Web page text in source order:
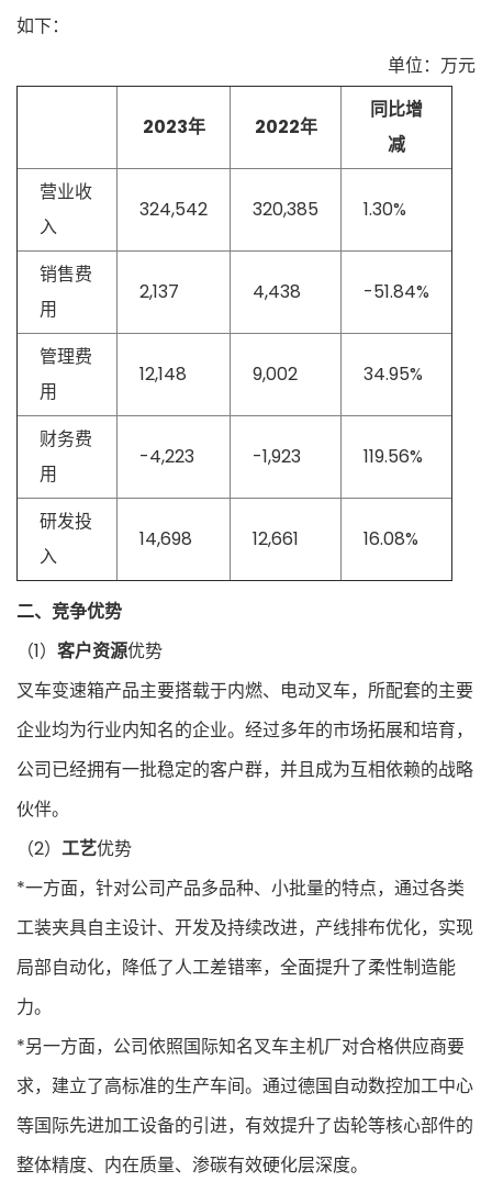
如下：
单位：万元
2023年 2022年
同比增
减
营业收
入
324,542 320,385 1.30%
销售费
用
2,137 4,438 -51.84%
管理费
用
12,148 9,002 34.95%
财务费
用
-4,223 -1,923 119.56%
研发投
入
14,698 12,661 16.08%
二、竞争优势
（1） 客户资源优势
叉车变速箱产品主要搭载于内燃、电动叉车，所配套的主要
企业均为行业内知名的企业。经过多年的市场拓展和培育，
公司已经拥有一批稳定的客户群，并且成为互相依赖的战略
伙伴。
（2） 工艺优势
*一方面，针对公司产品多品种、小批量的特点，通过各类
工装夹具自主设计、开发及持续改进，产线排布优化，实现
局部自动化，降低了人工差错率，全面提升了柔性制造能
力。
*另一方面，公司依照国际知名叉车主机厂对合格供应商要
求，建立了高标准的生产车间。通过德国自动数控加工中心
等国际先进加工设备的引进，有效提升了齿轮等核心部件的
整体精度、内在质量、渗碳有效硬化层深度。